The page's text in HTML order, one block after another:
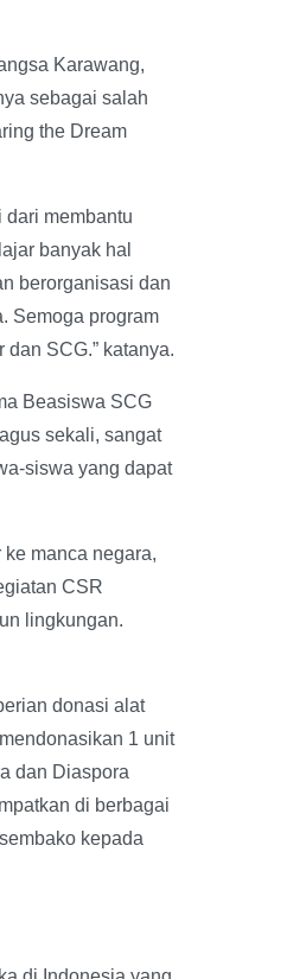
Karawang,
sebagai salah
the Dream
dari membantu
banyak hal
berorganisasi dan
Semoga program
SCG.” katanya.
Beasiswa SCG
sekali, sangat
siswa yang dapat
manca negara,
CSR
lingkungan.
donasi alat
1 unit
dan Diaspora
di berbagai
kepada